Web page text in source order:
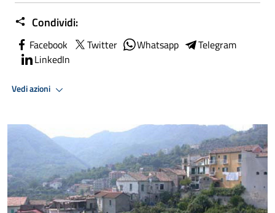
Condividi:
Facebook Twitter Whatsapp
Telegram
LinkedIn
Vedi azioni